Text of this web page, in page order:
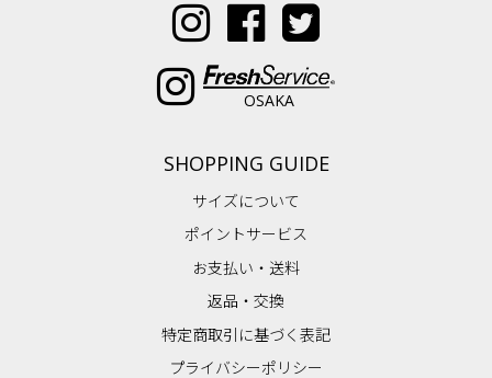
OSAKA
SHOPPING GUIDE
サイズについて
ポイントサービス
お支払い・送料
返品・交換
特定商取引に基づく表記
プライバシーポリシー